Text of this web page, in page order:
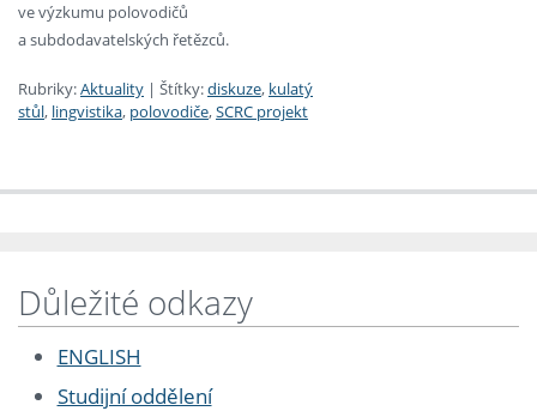
ve výzkumu polovodičů
a subdodavatelských řetězců.
Rubriky:Aktuality | Štítky:diskuze, kulatý
stůl, lingvistika, polovodiče,SCRC projekt
Důležité odkazy
ENGLISH
Studijní oddělení